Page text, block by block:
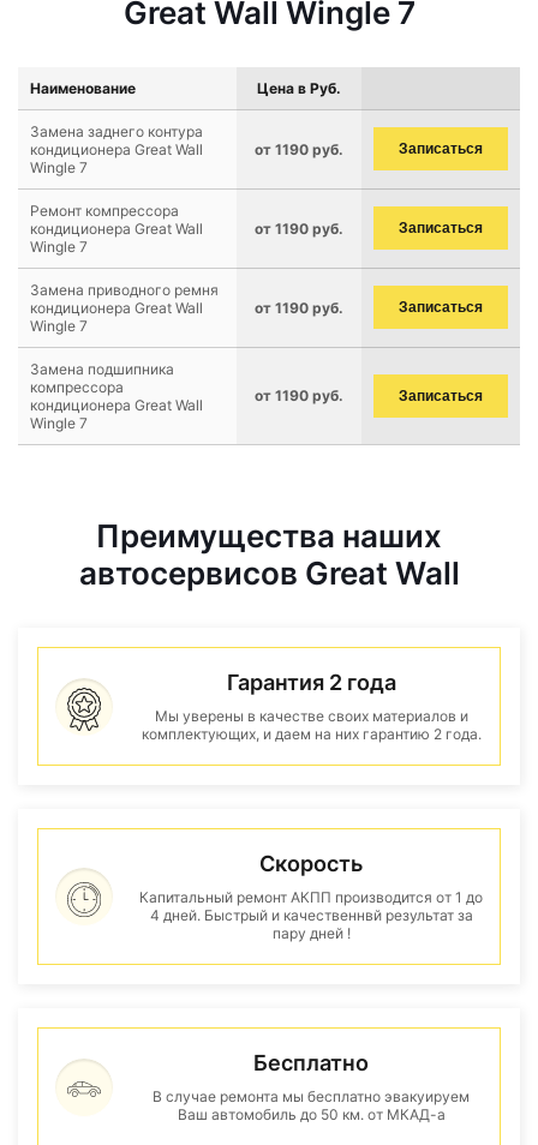
Great Wall Wingle 7
Наименование Цена в Руб.
Замена заднего контура
кондиционера Great Wall
Wingle 7
от 1190 руб. Записаться
Ремонт компрессора
кондиционера Great Wall
Wingle 7
от 1190 руб. Записаться
Замена приводного ремня
кондиционера Great Wall
Wingle 7
от 1190 руб. Записаться
Замена подшипника
компрессора
кондиционера Great Wall
Wingle 7
от 1190 руб. Записаться
Преимущества наших
автосервисов Great Wall
Гарантия 2 года
Мы уверены в качестве своих материалов и
комплектующих, и даем на них гарантию 2 года.
Скорость
Капитальный ремонт АКПП производится от 1 до
4 дней. Быстрый и качественнвй результат за
пару дней !
Бесплатно
В случае ремонта мы бесплатно эвакуируем
Ваш автомобиль до 50 км. от МКАД-а